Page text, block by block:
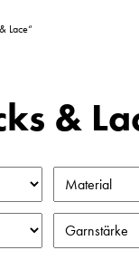
Lace“
&